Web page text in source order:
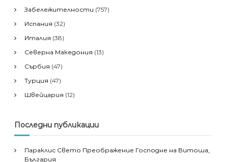
Забележителности (757)
Испания (32)
Италия (38)
Северна Македония (13)
Сърбия (47)
Турция (47)
Швейцария (12)
Последни публикации
Параклис Свето Преображение Господне на Витоша,
България